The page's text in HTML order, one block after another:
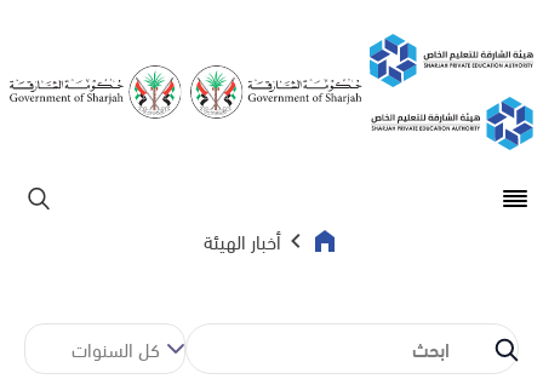
Open main menu
أخبار الهيئة
كل السنوات